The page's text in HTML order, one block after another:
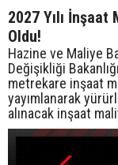
2027 Yılı
Oldu!
Hazine ve Maliye
Değişikliği
metrekare inşaat
yayımlanarak
alınacak inşaat